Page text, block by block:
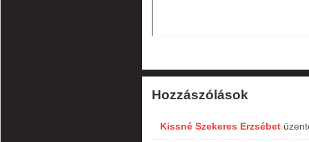
Hozzászólások
Kissné Szekeres Erzsébet